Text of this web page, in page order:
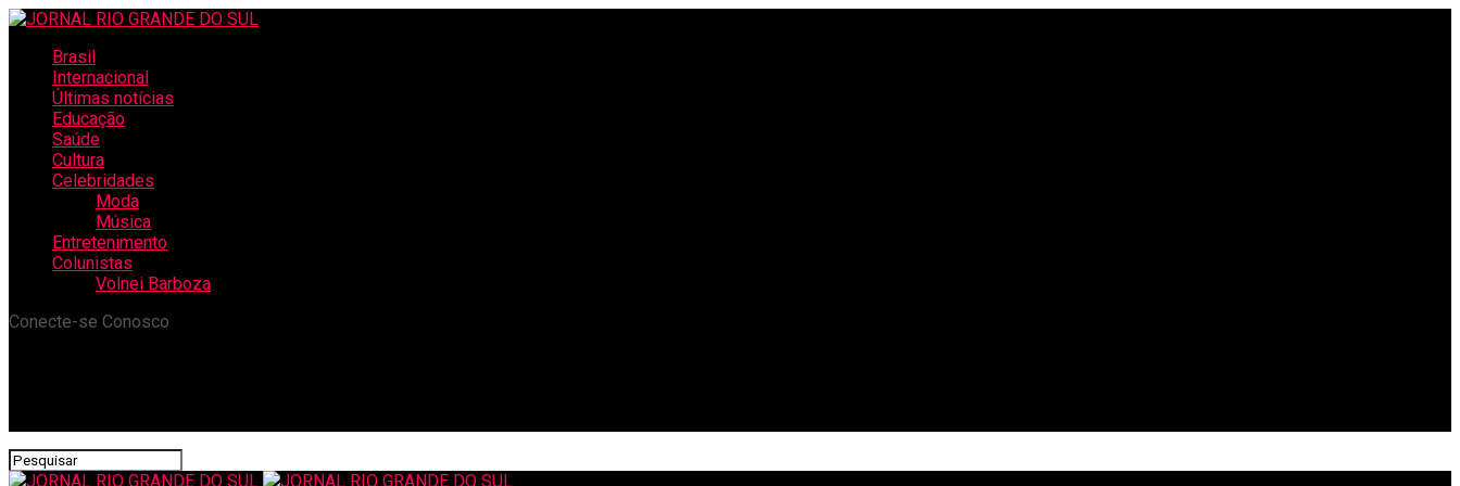
Brasil
Internacional
Últimas notícias
Educação
Saúde
Cultura
Celebridades
Moda
Música
Entretenimento
Colunistas
Volnei Barboza
Conecte-se Conosco